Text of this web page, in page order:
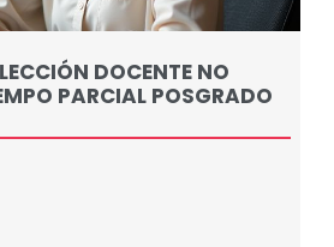
DOCENTE NO
PARCIAL POSGRADO